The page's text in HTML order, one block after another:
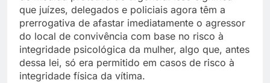
que juízes, delegados e policiais agora têm a
prerrogativa de afastar imediatamente o agressor
do local de convivência com base no risco à
integridade psicológica da mulher, algo que, antes
dessa lei, só era permitido em casos de risco à
integridade física da vítima.